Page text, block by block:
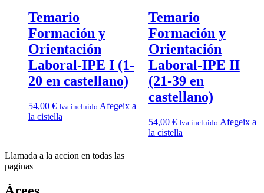
Temario
Formación y
Orientación
Laboral-IPE I (1-
20 en castellano)
54,00 € Iva incluido Afegeix a
la cistella
Temario
Formación y
Orientación
Laboral-IPE II
(21-39 en
castellano)
54,00 € Iva incluido Afegeix a
la cistella
Llamada a la accion en todas las
paginas